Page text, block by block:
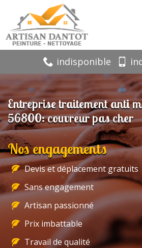
indisponible
Entreprise traitement anti
56800: couvreur pas cher
Nos engagements
Devis et déplacement gratuits
Sans engagement
Artisan passionné
Prix imbattable
Travail de qualité